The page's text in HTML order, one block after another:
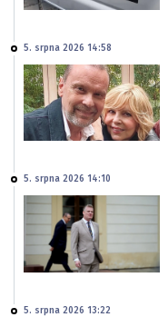
5. srpna 2026 14:58
5. srpna 2026 14:10
5. srpna 2026 13:22